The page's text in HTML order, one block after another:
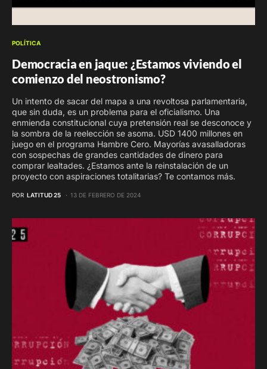
POLÍTICA
Democracia en jaque: ¿Estamos viviendo el
comienzo del neostronismo?
Un intento de sacar del mapa a una revoltosa parlamentaria,
que sin duda, es un problema para el oficialismo. Una
enmienda constitucional cuya pretensión real se desconoce y
la sombra de la reelección se asoma. USD 1400 millones en
juego en el programa Hambre Cero. Mayorías avasalladoras
con sospechas de grandes cantidades de dinero para
comprar lealtades. ¿Estamos ante la reinstalación de un
proyecto con aspiraciones totalitarias? Te contamos más.
POR LATITUD 25 13 DE FEBRERO DE 2024